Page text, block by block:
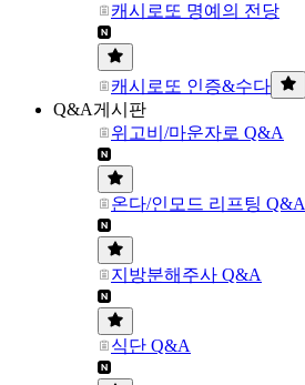
캐시로또 명예의 전당
캐시로또 인증&수다
Q&A게시판
위고비/마운자로 Q&A
온다/인모드 리프팅 Q&A
지방분해주사 Q&A
식단 Q&A